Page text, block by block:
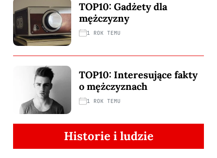
TOP10: Gadżety dla
mężczyzny
1 ROK TEMU
TOP10: Interesujące fakty
o mężczyznach
1 ROK TEMU
Historie i ludzie